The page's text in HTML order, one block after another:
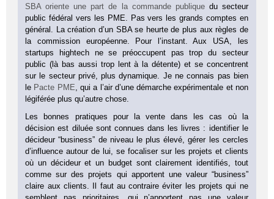
SBA oriente une part de la commande publiquedu secteur
public fédéral vers les PME. Pas vers les grands comptes en
général. La création d’un SBA se heurte de plus aux règles de
la commission européenne. Pour l’instant. Aux USA, les
startups hightech ne se préoccupent pas trop du secteur
public (là bas aussi trop lent à la détente) et se concentrent
sur le secteur privé, plus dynamique. Je ne connais pas bien
le Pacte PME , qui a l’air d’une démarche expérimentale et non
légiférée plus qu’autre chose.
Les bonnes pratiques pour la vente dans les cas où la
décision est diluée sont connues dans les livres : identifier le
décideur “business” de niveau le plus élevé, gérer les cercles
d’influence autour de lui, se focaliser sur les projets et clients
où un décideur et un budget sont clairement identifiés, tout
comme sur des projets qui apportent une valeur “business”
claire aux clients. Il faut au contraire éviter les projets qui ne